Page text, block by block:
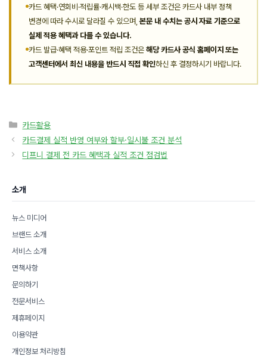
카드 혜택·연회비·적립률·캐시백·한도 등 세부 조건은 카드사 내부 정책
변경에 따라 수시로 달라질 수 있으며,본문 내 수치는 공시 자료 기준으로
실제 적용 혜택과 다를 수 있습니다.
카드 발급·혜택 적용·포인트 적립 조건은 해당 카드사 공식 홈페이지 또는
고객센터에서 최신 내용을 반드시 직접 확인하신 후 결정하시기 바랍니다.
카
테
리
카드활용
카드결제 실적 반영 여부와 할부·일시불 조건 분석
디프니 결제 전 카드 혜택과 실적 조건 점검법
소개
뉴스 미디어
브랜드 소개
서비스 소개
면책사항
문의하기
전문서비스
제휴페이지
이용약관
개인정보 처리방침